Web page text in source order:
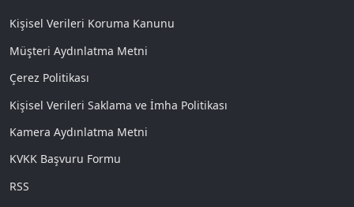
Kişisel Verileri Koruma Kanunu
Müşteri Aydınlatma Metni
Çerez Politikası
Kişisel Verileri Saklama ve İmha Politikası
Kamera Aydınlatma Metni
KVKK Başvuru Formu
RSS